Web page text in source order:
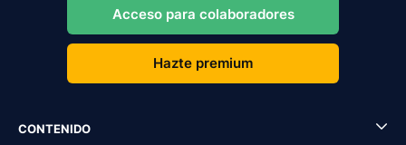
Acceso para colaboradores
Hazte premium
CONTENIDO